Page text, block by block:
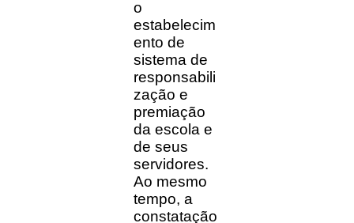
o
estabelecim
ento de
sistema de
responsabili
zação e
premiação
da escola e
de seus
servidores.
Ao mesmo
tempo, a
constatação